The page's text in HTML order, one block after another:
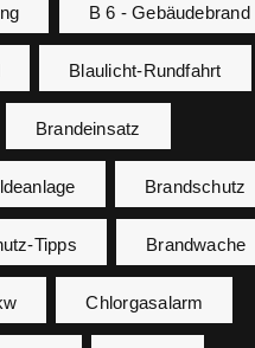
B 6 - Gebäudebrand
Blaulicht-Rundfahrt
Brandeinsatz
Brandschutz
Tipps Brandwache
Chlorgasalarm